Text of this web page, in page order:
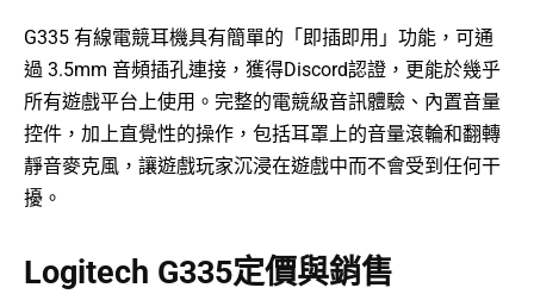
G335 有線電競耳機具有簡單的「即插即用」功能，可通
過 3.5mm 音頻插孔連接，獲得Discord認證，更能於幾乎
所有遊戲平台上使用。完整的電競級音訊體驗、內置音量
控件，加上直覺性的操作，包括耳罩上的音量滾輪和翻轉
靜音麥克風，讓遊戲玩家沉浸在遊戲中而不會受到任何干
擾。
Logitech G335定價與銷售